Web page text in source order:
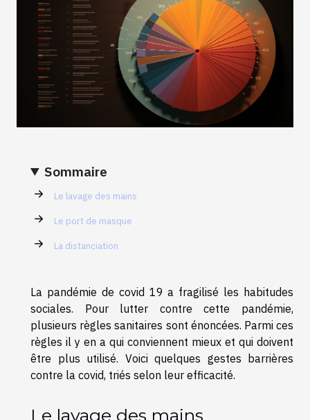
Sommaire
Le lavage des mains
Le port de masque
La distanciation
La pandémie de covid 19 a fragilisé les habitudes
sociales. Pour lutter contre cette pandémie,
plusieurs règles sanitaires sont énoncées. Parmi ces
règles il y en a qui conviennent mieux et qui doivent
être plus utilisé. Voici quelques gestes barrières
contre la covid, triés selon leur efficacité.
Le lavage des mains